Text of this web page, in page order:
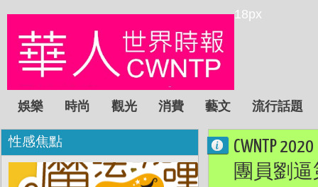
18px
娛樂 時尚 觀光 消費 藝文 流行話題
CWNTP
團員劉
性感焦點